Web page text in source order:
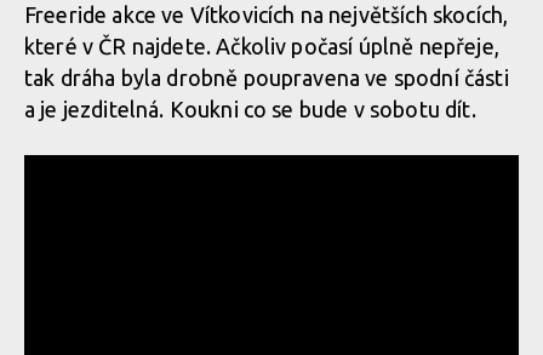
Freeride akce ve Vítkovicích na největších skocích,
které v ČR najdete. Ačkoliv počasí úplně nepřeje,
tak dráha byla drobně poupravena ve spodní části
a je jezditelná. Koukni co se bude v sobotu dít.